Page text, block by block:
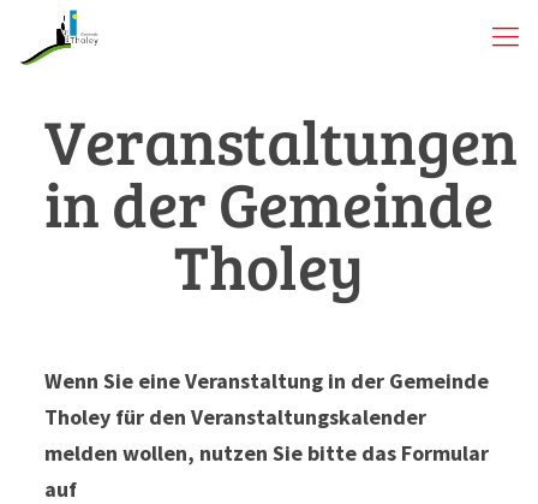
Veranstaltungen
in der Gemeinde
Tholey
Wenn Sie eine Veranstaltung in der Gemeinde
Tholey für den Veranstaltungskalender
melden wollen, nutzen Sie bitte das Formular
auf